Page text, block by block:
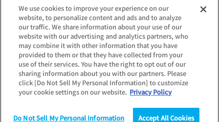
Copyright © Mynavi Corporation
採用情報
グループ会社
We use cookies to improve your experience on our
website, to personalize content and ads and to analyze
our traffic. We share information about your use of our
website with our advertising and analytics partners, who
may combine it with other information that you have
provided to them or that they have collected from your
use of their services. You have the right to opt out of our
sharing information about you with our partners. Please
click [Do Not Sell My Personal Information] to customize
your cookie settings on our website. Privacy Policy
Do Not Sell My Personal Information Accept All Cookies